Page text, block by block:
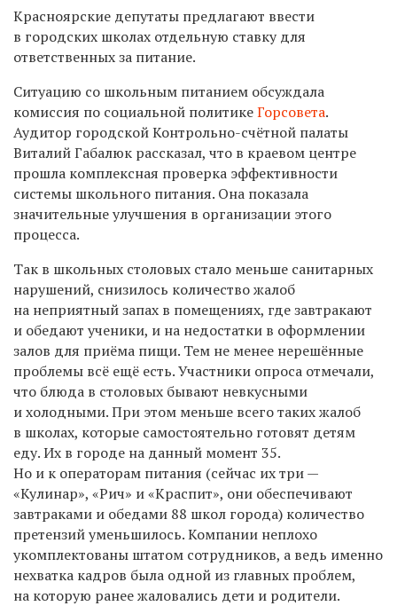
Красноярские депутаты предлагают ввести
в городских школах отдельную ставку для
ответственных за питание.
Ситуацию со школьным питанием обсуждала
комиссия по социальной политикеГорсовета.
Аудитор городской Контрольно-счётной палаты
Виталий Габалюк рассказал, что в краевом центре
прошла комплексная проверка эффективности
системы школьного питания. Она показала
значительные улучшения в организации этого
процесса.
Так в школьных столовых стало меньше санитарных
нарушений, снизилось количество жалоб
на неприятный запах в помещениях, где завтракают
и обедают ученики, и на недостатки в оформлении
залов для приёма пищи. Тем не менее нерешённые
проблемы всё ещё есть. Участники опроса отмечали,
что блюда в столовых бывают невкусными
и холодными. При этом меньше всего таких жалоб
в школах, которые самостоятельно готовят детям
еду. Их в городе на данный момент 35.
Но и к операторам питания (сейчас их три —
«Кулинар», «Рич» и «Краспит», они обеспечивают
завтраками и обедами 88 школ города) количество
претензий уменьшилось. Компании неплохо
укомплектованы штатом сотрудников, а ведь именно
нехватка кадров была одной из главных проблем,
на которую ранее жаловались дети и родители.